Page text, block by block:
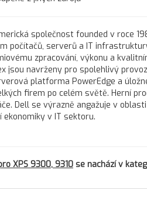
společnost founded v roce
počítačů, serverů a IT
zpracování, výkonu a
jsou navrženy pro spolehlivý
platforma PowerEdge a
firem po celém světě. Herní
Dell se výrazně angažuje v
v IT sektoru.
XPS 9300, 9310 se nachází v